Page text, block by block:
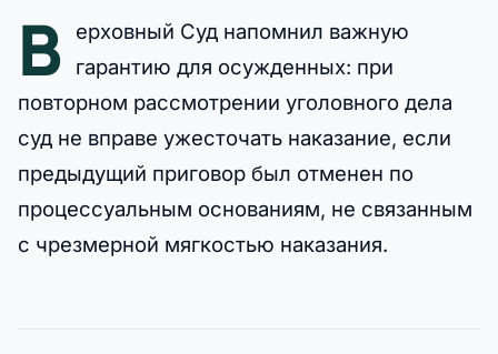
В
ерховный Суд напомнил важную
гарантию для осужденных: при
повторном рассмотрении уголовного дела
суд не вправе ужесточать наказание, если
предыдущий приговор был отменен по
процессуальным основаниям, не связанным
с чрезмерной мягкостью наказания.